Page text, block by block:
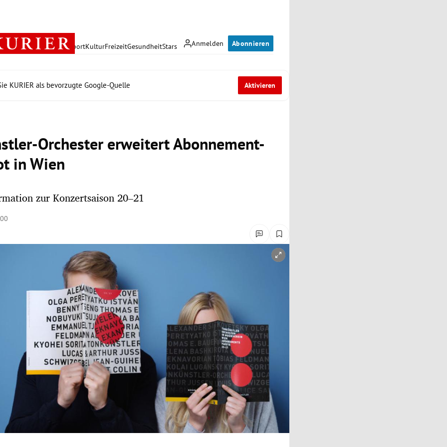
Anmelden Abonnieren
PolitikWirtschaft SportKulturFreizeitGesundheitStars
KURIER als bevorzugte Google-Quelle Aktivieren
Orchester erweitert Abonnement-
in Wien
zur Konzertsaison 20–21
öffnen/schließen